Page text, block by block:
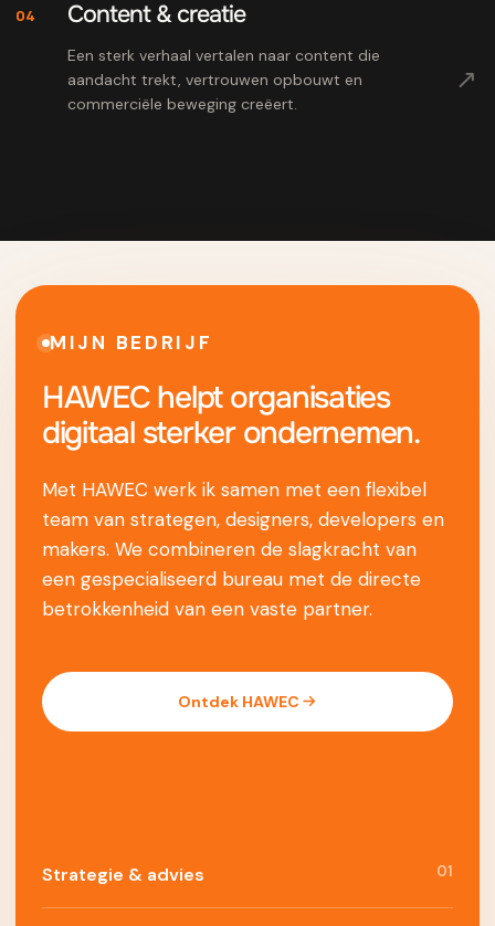
04 Content & creatie
Een sterk verhaal vertalen naar content die
aandacht trekt, vertrouwen opbouwt en
commerciële beweging creëert.
↗
MIJN BEDRIJF
HAWEC helpt organisaties
digitaal sterker ondernemen.
Met HAWEC werk ik samen met een flexibel
team van strategen, designers, developers en
makers. We combineren de slagkracht van
een gespecialiseerd bureau met de directe
betrokkenheid van een vaste partner.
Ontdek HAWEC
Strategie & advies 01